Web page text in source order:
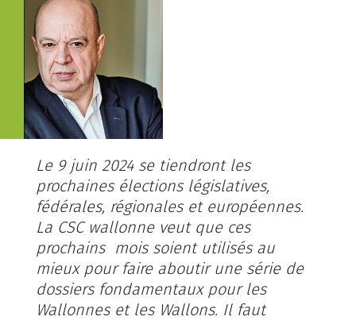
Le 9 juin 2024 se tiendront les
prochaines élections législatives,
fédérales, régionales et européennes.
La CSC wallonne veut que ces
prochains mois soient utilisés au
mieux pour faire aboutir une série de
dossiers fondamentaux pour les
Wallonnes et les Wallons. Il faut